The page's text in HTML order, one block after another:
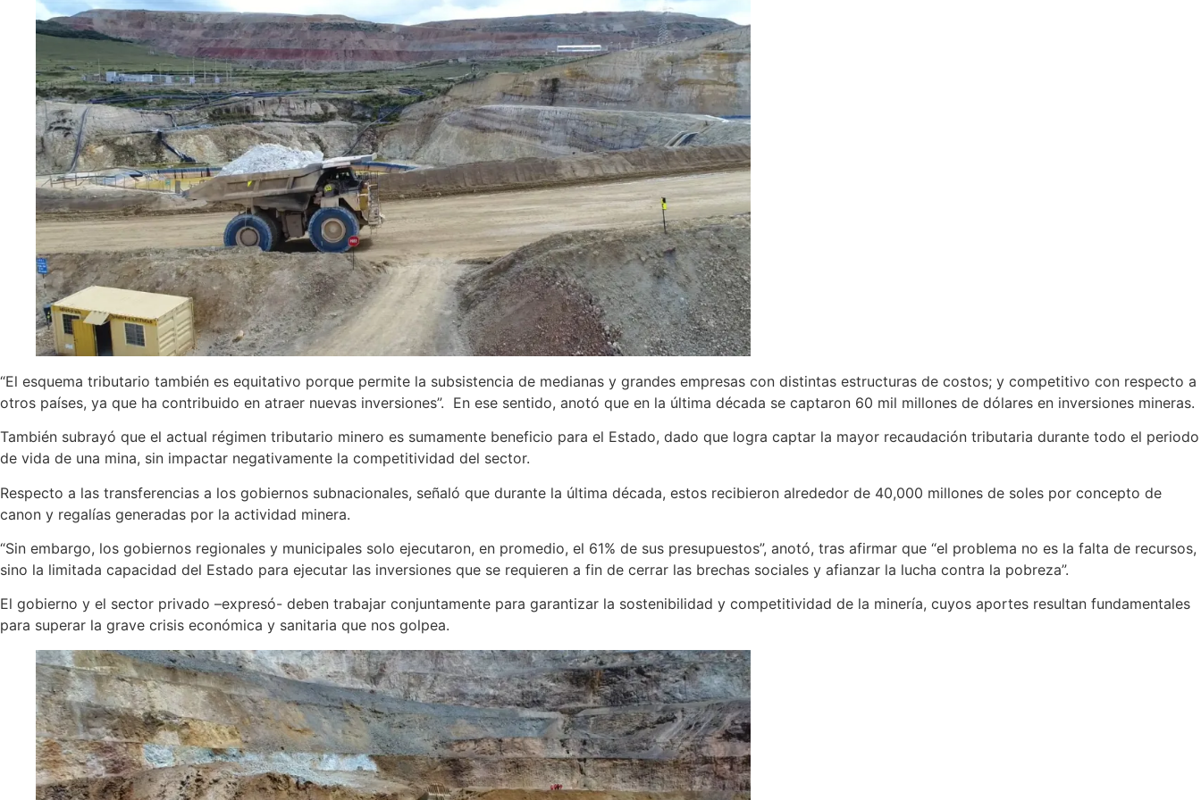
“El esquema tributario también es equitativo porque permite la subsistencia de medianas y grandes empresas con distintas estructuras de costos; y competitivo con respecto a
otros países, ya que ha contribuido en atraer nuevas inversiones”. En ese sentido, anotó que en la última década se captaron 60 mil millones de dólares en inversiones mineras.
También subrayó que el actual régimen tributario minero es sumamente beneficio para el Estado, dado que logra captar la mayor recaudación tributaria durante todo el periodo
de vida de una mina, sin impactar negativamente la competitividad del sector.
Respecto a las transferencias a los gobiernos subnacionales, señaló que durante la última década, estos recibieron alrededor de 40,000 millones de soles por concepto de
canon y regalías generadas por la actividad minera.
“Sin embargo, los gobiernos regionales y municipales solo ejecutaron, en promedio, el 61% de sus presupuestos”, anotó, tras afirmar que “el problema no es la falta de recursos,
sino la limitada capacidad del Estado para ejecutar las inversiones que se requieren a fin de cerrar las brechas sociales y afianzar la lucha contra la pobreza”.
El gobierno y el sector privado –expresó- deben trabajar conjuntamente para garantizar la sostenibilidad y competitividad de la minería, cuyos aportes resultan fundamentales
para superar la grave crisis económica y sanitaria que nos golpea.